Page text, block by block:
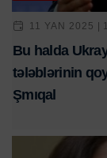
11 YAN 2025 |
Bu halda
tələblərinin
Şmıqal